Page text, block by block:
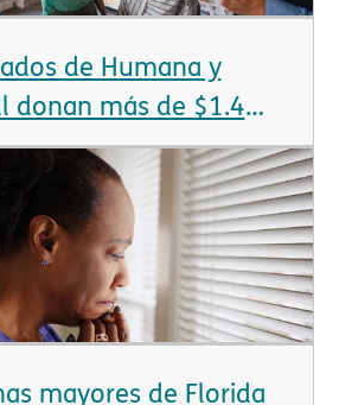
de Humana y
donan más de $1.4
24 horas​​
mayores de Florida